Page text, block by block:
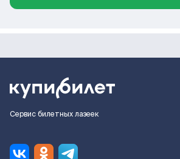
Сервис билетных лазеек